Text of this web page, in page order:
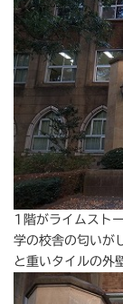
1階がライムスト
学の校舎の匂いが
と重いタイルの外